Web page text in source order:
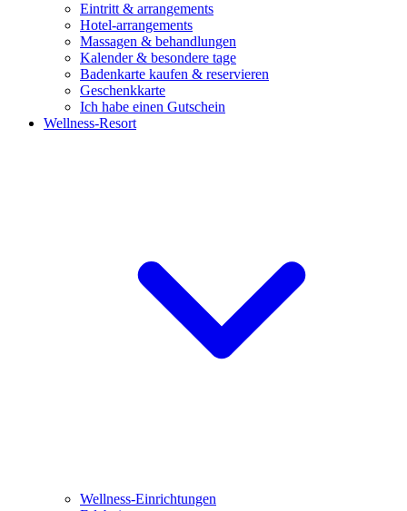
Eintritt & arrangements
Hotel-arrangements
Massagen & behandlungen
Kalender & besondere tage
Badenkarte kaufen & reservieren
Geschenkkarte
Ich habe einen Gutschein
Wellness-Resort
Wellness-Einrichtungen